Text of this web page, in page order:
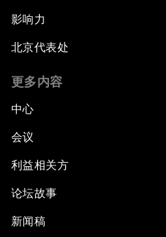
影响力
北京代表处
更多内容
中心
会议
利益相关方
论坛故事
新闻稿